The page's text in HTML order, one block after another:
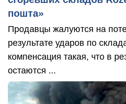
пошта»
Продавцы жалуются на
результате ударов по
компенсация такая, что в
остаются ...